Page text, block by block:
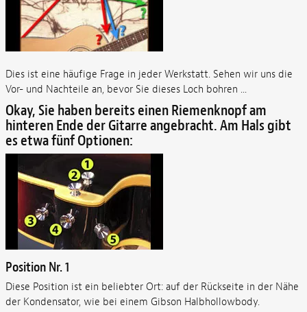
Dies ist eine häufige Frage in jeder Werkstatt. Sehen wir uns die
Vor- und Nachteile an, bevor Sie dieses Loch bohren ...
Okay, Sie haben bereits einen Riemenknopf am
hinteren Ende der Gitarre angebracht. Am Hals gibt
es etwa fünf Optionen:
Position Nr. 1
Diese Position ist ein beliebter Ort: auf der Rückseite in der Nähe
der Kondensator, wie bei einem Gibson Halbhollowbody.